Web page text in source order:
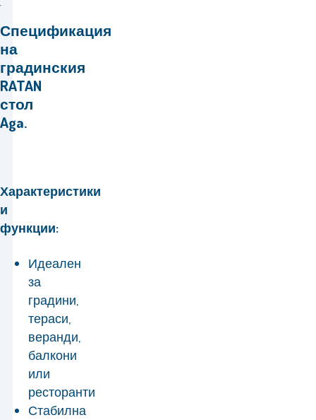
Спецификация
на
градинския
RATAN
стол
Aga.
Характеристики
и
функции:
Идеален
за
градини,
тераси,
веранди,
балкони
или
ресторанти
Стабилна